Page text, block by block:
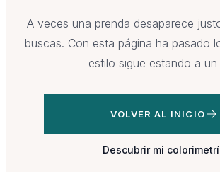
A veces una prenda desaparece
buscas. Con esta página ha pasado
estilo sigue estando a un
VOLVER AL INICIO
Descubrir mi